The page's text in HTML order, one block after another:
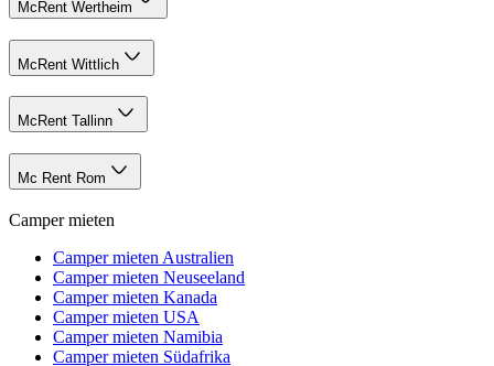
McRent Wertheim
McRent Wittlich
McRent Tallinn
Mc Rent Rom
Camper mieten
Camper mieten Australien
Camper mieten Neuseeland
Camper mieten Kanada
Camper mieten USA
Camper mieten Namibia
Camper mieten Südafrika